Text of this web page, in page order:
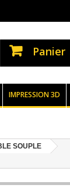
Panier
IMPRESSION 3D
SOUPLE